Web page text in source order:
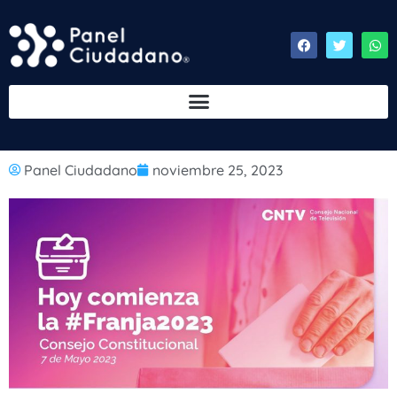
Panel Ciudadano noviembre 25, 2023